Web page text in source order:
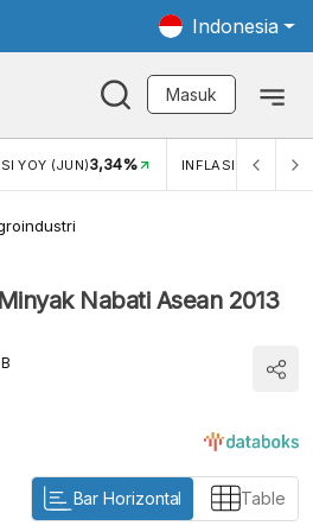
Indonesia
Masuk
YOY (JUN)3,34% INFLASI MOM
Nabati Asean 2013
Bar Horizontal Table